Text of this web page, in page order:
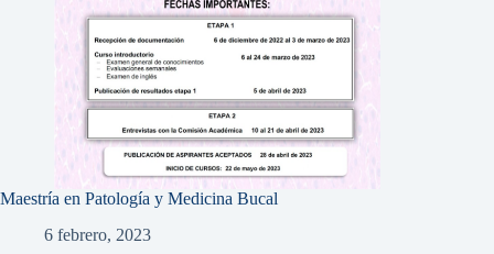
Maestría en Patología y Medicina Bucal
6 febrero, 2023